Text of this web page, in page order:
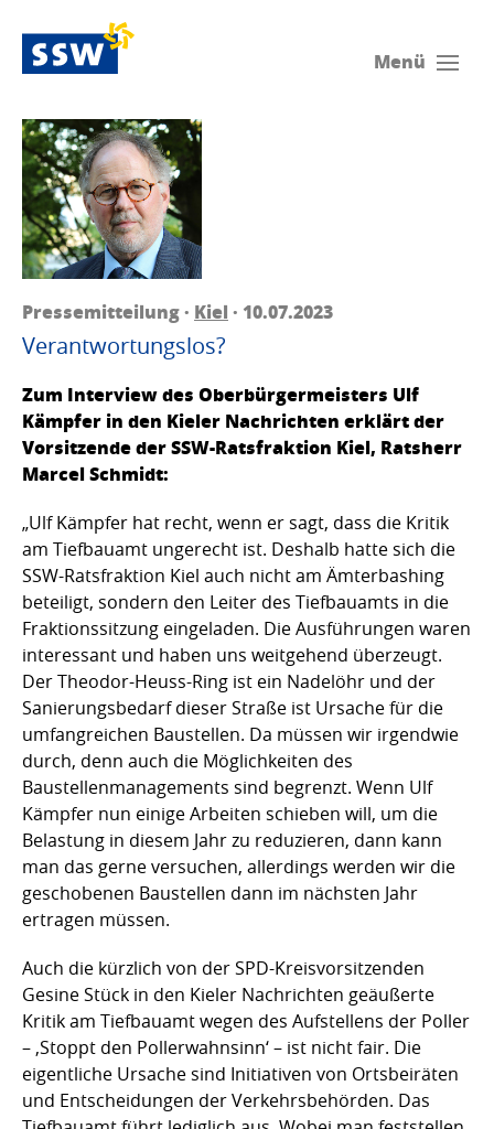
Menü
Pressemitteilung · Kiel · 10.07.2023
Verantwortungslos?
Zum Interview des Oberbürgermeisters Ulf
Kämpfer in den Kieler Nachrichten erklärt der
Vorsitzende der SSW-Ratsfraktion Kiel, Ratsherr
Marcel Schmidt:
„Ulf Kämpfer hat recht, wenn er sagt, dass die Kritik
am Tiefbauamt ungerecht ist. Deshalb hatte sich die
SSW-Ratsfraktion Kiel auch nicht am Ämterbashing
beteiligt, sondern den Leiter des Tiefbauamts in die
Fraktionssitzung eingeladen. Die Ausführungen waren
interessant und haben uns weitgehend überzeugt.
Der Theodor-Heuss-Ring ist ein Nadelöhr und der
Sanierungsbedarf dieser Straße ist Ursache für die
umfangreichen Baustellen. Da müssen wir irgendwie
durch, denn auch die Möglichkeiten des
Baustellenmanagements sind begrenzt. Wenn Ulf
Kämpfer nun einige Arbeiten schieben will, um die
Belastung in diesem Jahr zu reduzieren, dann kann
man das gerne versuchen, allerdings werden wir die
geschobenen Baustellen dann im nächsten Jahr
ertragen müssen.
Auch die kürzlich von der SPD-Kreisvorsitzenden
Gesine Stück in den Kieler Nachrichten geäußerte
Kritik am Tiefbauamt wegen des Aufstellens der Poller
– ‚Stoppt den Pollerwahnsinn‘ – ist nicht fair. Die
eigentliche Ursache sind Initiativen von Ortsbeiräten
und Entscheidungen der Verkehrsbehörden. Das